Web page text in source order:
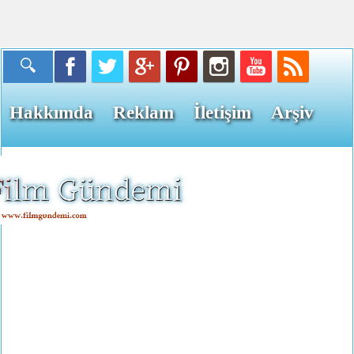
Hakkımda Reklam İletişim Arşiv